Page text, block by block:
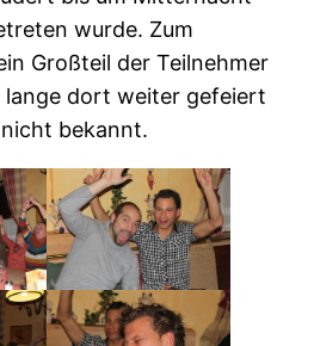
wurde. Zum
Großteil der Teilnehmer
lange dort weiter gefeiert
bekannt.